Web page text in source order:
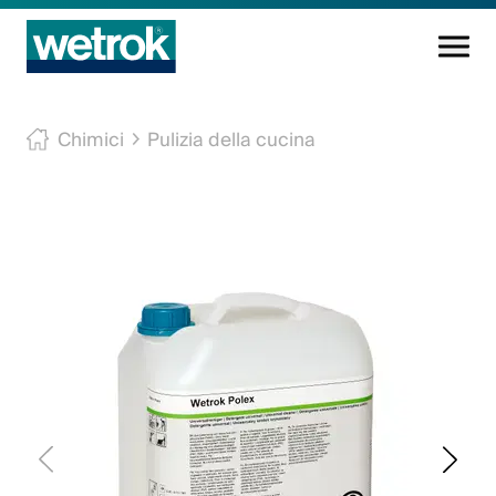
Prodotti di pulizia
Conoscenza
L'azienda
Chimici Pulizia della cucina